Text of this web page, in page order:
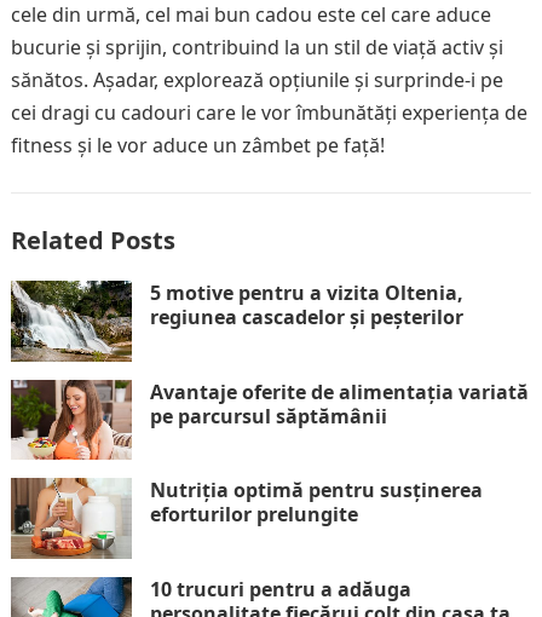
cele din urmă, cel mai bun cadou este cel care aduce
bucurie și sprijin, contribuind la un stil de viață activ și
sănătos. Așadar, explorează opțiunile și surprinde-i pe
cei dragi cu cadouri care le vor îmbunătăți experiența de
fitness și le vor aduce un zâmbet pe față!
Related Posts
5 motive pentru a vizita Oltenia,
regiunea cascadelor și peșterilor
Avantaje oferite de alimentația variată
pe parcursul săptămânii
Nutriția optimă pentru susținerea
eforturilor prelungite
10 trucuri pentru a adăuga